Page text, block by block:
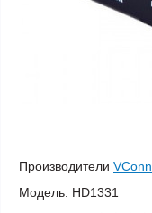
Производители VConn
Модель: HD1331